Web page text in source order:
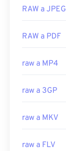
RAW a JPEG
RAW a PDF
raw a MP4
raw a 3GP
raw a MKV
raw a FLV